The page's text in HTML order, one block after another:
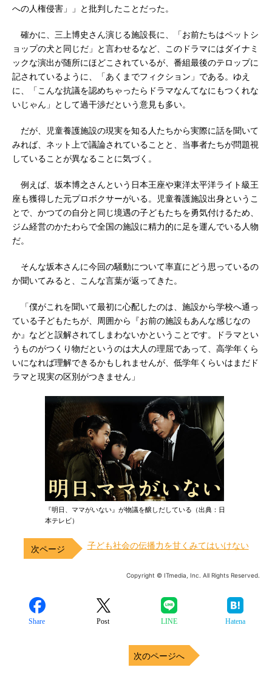
への人権侵害」」と批判したことだった。
確かに、三上博史さん演じる施設長に、「お前たちはペットシ
ョップの犬と同じだ」と言わせるなど、このドラマにはダイナミ
ックな演出が随所にほどこされているが、番組最後のテロップに
記されているように、「あくまでフィクション」である。ゆえ
に、「こんな抗議を認めちゃったらドラマなんてなにもつくれな
いじゃん」として過干渉だという意見も多い。
だが、児童養護施設の現実を知る人たちから実際に話を聞いて
みれば、ネット上で議論されていることと、当事者たちが問題視
していることが異なることに気づく。
例えば、坂本博之さんという日本王座や東洋太平洋ライト級王
座も獲得した元プロボクサーがいる。児童養護施設出身というこ
とで、かつての自分と同じ境遇の子どもたちを勇気付けるため、
ジム経営のかたわらで全国の施設に精力的に足を運んでいる人物
だ。
そんな坂本さんに今回の騒動について率直にどう思っているの
か聞いてみると、こんな言葉が返ってきた。
「僕がこれを聞いて最初に心配したのは、施設から学校へ通っ
ている子どもたちが、周囲から『お前の施設もあんな感じなの
か』などと誤解されてしまわないかということです。ドラマとい
うものがつくり物だというのは大人の理屈であって、高学年くら
いになれば理解できるかもしれませんが、低学年くらいはまだド
ラマと現実の区別がつきません」
『明日、ママがいない』が物議を醸しだしている（出典：日
本テレビ）
子ども社会の伝播力を甘くみてはいけない
Copyright © ITmedia, Inc. All Rights Reserved.
Share Post LINE Hatena
次のページへ